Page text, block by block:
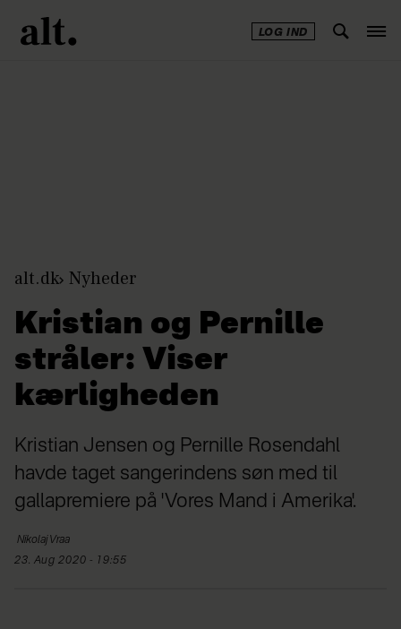
LOG IND
alt.dk Nyheder
Kristian og Pernille
stråler: Viser
kærligheden
Kristian Jensen og Pernille Rosendahl
havde taget sangerindens søn med til
gallapremiere på 'Vores Mand i Amerika'.
Nikolaj Vraa
23. Aug 2020 - 19:55